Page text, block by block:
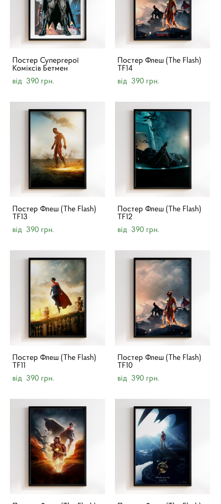
Постер Супергерої
Коміксів Бетмен
від 390 грн.
Постер Флеш (The Flash)
TF14
від 390 грн.
Постер Флеш (The Flash)
TF13
від 390 грн.
Постер Флеш (The Flash)
TF12
від 390 грн.
Постер Флеш (The Flash)
TF11
від 390 грн.
Постер Флеш (The Flash)
TF10
від 390 грн.